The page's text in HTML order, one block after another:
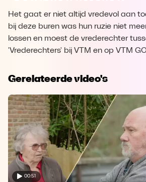
Het gaat er niet altijd vredevol aan
bij deze buren was hun ruzie niet
lossen en moest de vrederechter
'Vrederechters' bij VTM en op VTM
Gerelateerde video's
00:51